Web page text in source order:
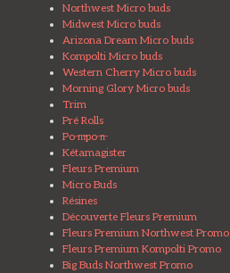
Northwest Micro buds
Midwest Micro buds
Arizona Dream Micro buds
Kompolti Micro buds
Western Cherry Micro buds
Morning Glory Micro buds
Trim
Pré Rolls
Po ̶m̶po ̶n̶
Kétamagister
Fleurs Premium
Micro Buds
Résines
Découverte Fleurs Premium
Fleurs Premium Northwest Promo
Fleurs Premium Kompolti Promo
Big Buds Northwest Promo